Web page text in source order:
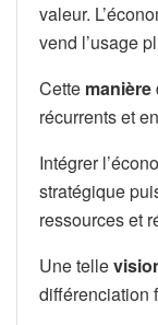
valeur.
vend l’usage
Cette manière
récurrents et
Intégrer
stratégique
ressources et
Une telle
différenciation